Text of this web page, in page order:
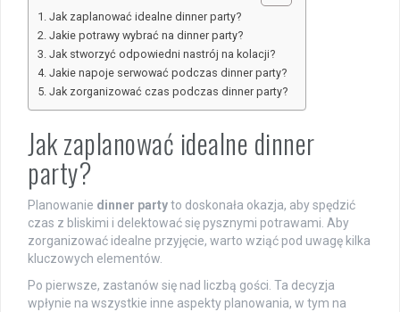
Jak zaplanować idealne dinner party?
Jakie potrawy wybrać na dinner party?
Jak stworzyć odpowiedni nastrój na kolacji?
Jakie napoje serwować podczas dinner party?
Jak zorganizować czas podczas dinner party?
Jak zaplanować idealne dinner
party?
Planowanie dinner partyto doskonała okazja, aby spędzić
czas z bliskimi i delektować się pysznymi potrawami. Aby
zorganizować idealne przyjęcie, warto wziąć pod uwagę kilka
kluczowych elementów.
Po pierwsze, zastanów się nad liczbą gości. Ta decyzja
wpłynie na wszystkie inne aspekty planowania, w tym na